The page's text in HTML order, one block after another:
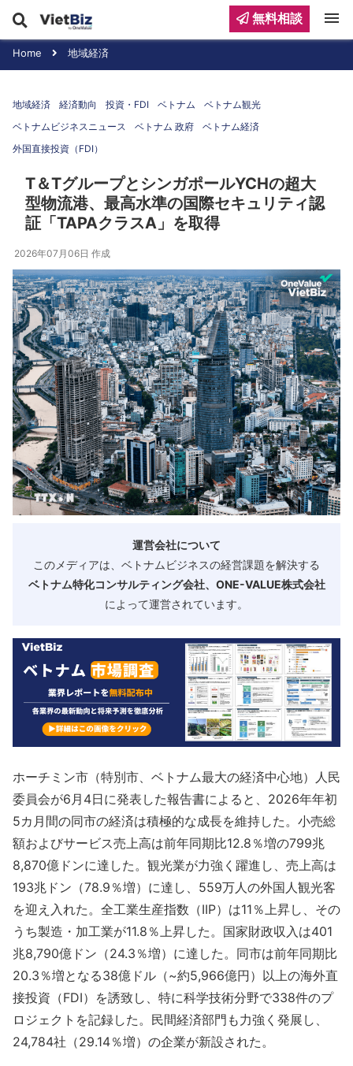
Home 地域経済
地域経済 経済動向 投資・FDI ベトナム
ベトナム観光
ベトナムビジネスニュース
ベトナム 政府
ベトナム経済
外国直接投資（FDI）
T＆TグループとシンガポールYCHの超大
型物流港、最高水準の国際セキュリティ認
証「TAPAクラスA」を取得
2026年07月06日 作成
運営会社について
このメディアは、ベトナムビジネスの経営課題を解決する
ベトナム特化コンサルティング会社、ONE-VALUE株式会社
によって運営されています。
ホーチミン市（特別市、ベトナム最大の経済中心地）人民
委員会が6月4日に発表した報告書によると、2026年年初
5カ月間の同市の経済は積極的な成長を維持した。小売総
額およびサービス売上高は前年同期比12.8％増の799兆
8,870億ドンに達した。観光業が力強く躍進し、売上高は
193兆ドン（78.9％増）に達し、559万人の外国人観光客
を迎え入れた。全工業生産指数（IIP）は11％上昇し、その
うち製造・加工業が11.8％上昇した。国家財政収入は401
兆8,790億ドン（24.3％増）に達した。同市は前年同期比
20.3％増となる38億ドル（~約5,966億円）以上の海外直
接投資（FDI）を誘致し、特に科学技術分野で338件のプ
ロジェクトを記録した。民間経済部門も力強く発展し、
24,784社（29.14％増）の企業が新設された。
無料相談 menu